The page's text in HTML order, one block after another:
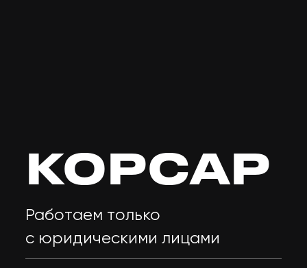
КОРСАР
Работаем только
с юридическими лицами